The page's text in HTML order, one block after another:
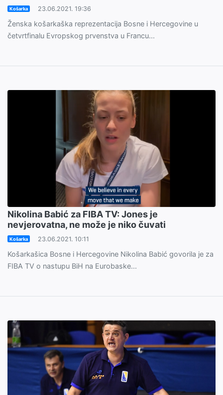
Košarka 23.06.2021. 19:36
Ženska košarkaška reprezentacija Bosne i Hercegovine u
četvrtfinalu Evropskog prvenstva u Francu...
Nikolina Babić za FIBA TV: Jones je
nevjerovatna, ne može je niko čuvati
Košarka 23.06.2021. 10:11
Košarkašica Bosne i Hercegovine Nikolina Babić govorila je za
FIBA TV o nastupu BiH na Eurobaske...